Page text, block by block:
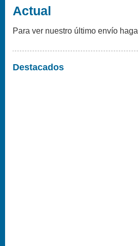
Actual
Para ver nuestro último envío haga
Destacados